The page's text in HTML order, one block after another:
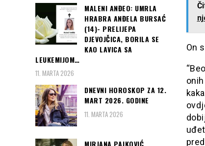
On
MALENI ANĐEO: UMRLA
HRABRA ANĐELA BURSAĆ
(14)- PRELIJEPA
DJEVOJČICA, BORILA SE
KAO LAVICA SA
LEUKEMIJOM…
11. MARTA 2026
DNEVNI HOROSKOP ZA 12.
MART 2026. GODINE
11. MARTA 2026